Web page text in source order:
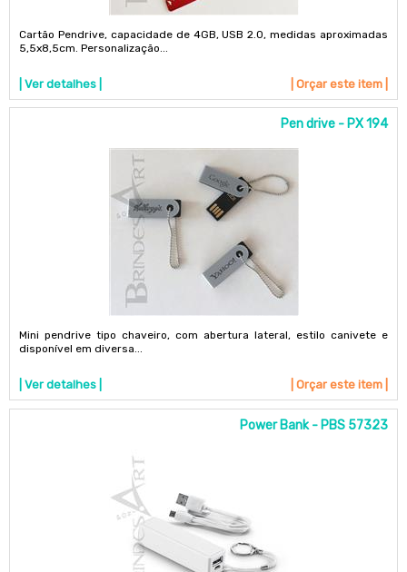
Cartão Pendrive, capacidade de 4GB, USB 2.0, medidas aproximadas
5,5x8,5cm. Personalização...
| Ver detalhes | | Orçar este item |
Pen drive - PX 194
Mini pendrive tipo chaveiro, com abertura lateral, estilo canivete e
disponível em diversa...
| Ver detalhes | | Orçar este item |
Power Bank - PBS 57323